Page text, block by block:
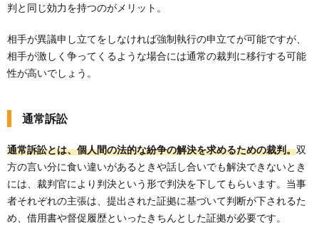
判と同じ効力を持つのがメリット。
相手が異議申し立てをしなければ強制執行の申立てが可能ですが、
相手が激しく争ってくるような場合には通常の裁判に移行する可能
性が高いでしょう。
通常訴訟
通常訴訟とは、個人間の法的な紛争の解決を求めるための裁判。双
方の言い分に食い違いがあるときや話し合いでも解決できないとき
には、裁判官により判決という形で判決を下してもらいます。当事
者それぞれの主張は、提出された証拠に基づいて判断が下されるた
め、借用書や督促履歴といったきちんとした証拠が必要です。